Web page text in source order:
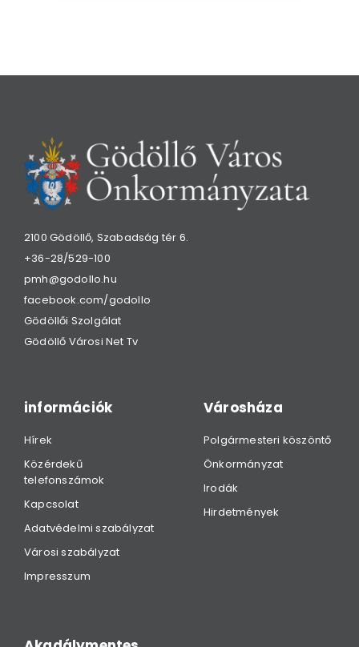
2100 Gödöllő, Szabadság tér 6.
+36-28/529-100
pmh@godollo.hu
facebook.com/godollo
Gödöllői Szolgálat
Gödöllő Városi Net Tv
információk
Hírek
Közérdekű
telefonszámok
Kapcsolat
Adatvédelmi szabályzat
Városi szabályzat
Impresszum
Városháza
Polgármesteri köszöntő
Önkormányzat
Irodák
Hirdetmények